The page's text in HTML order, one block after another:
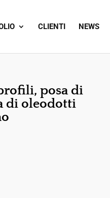
CLIENTI NEWS
posa di
di oleodotti